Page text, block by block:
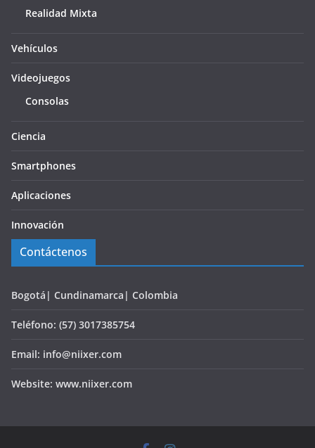
Realidad Mixta
Vehículos
Videojuegos
Consolas
Ciencia
Smartphones
Aplicaciones
Innovación
Contáctenos
Bogotá| Cundinamarca| Colombia
Teléfono: (57) 3017385754
Email: info@niixer.com
Website: www.niixer.com